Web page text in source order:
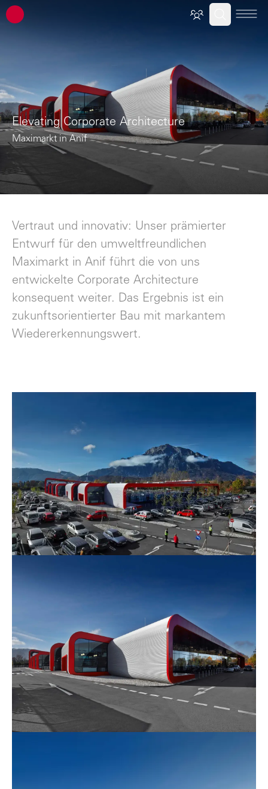
ATP Architekten Ingenieure
Elevating Corporate Architecture
Maximarkt in Anif
Vertraut und innovativ: Unser prämierter
Entwurf für den umweltfreundlichen
Maximarkt in Anif führt die von uns
entwickelte Corporate Architecture
konsequent weiter. Das Ergebnis ist ein
zukunftsorientierter Bau mit markantem
Wiedererkennungswert.